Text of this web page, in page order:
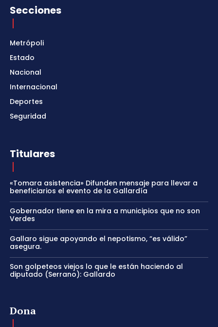
Secciones
Metrópoli
Estado
Nacional
Internacional
Deportes
Seguridad
Titulares
«Tomara asistencia» Difunden mensaje para llevar a
beneficiarios el evento de la Gallardía
Gobernador tiene en la mira a municipios que no son
Verdes
Gallaro sigue apoyando el nepotismo, “es válido”
asegura.
Son golpeteos viejos lo que le están haciendo al
diputado (Serrano): Gallardo
Dona